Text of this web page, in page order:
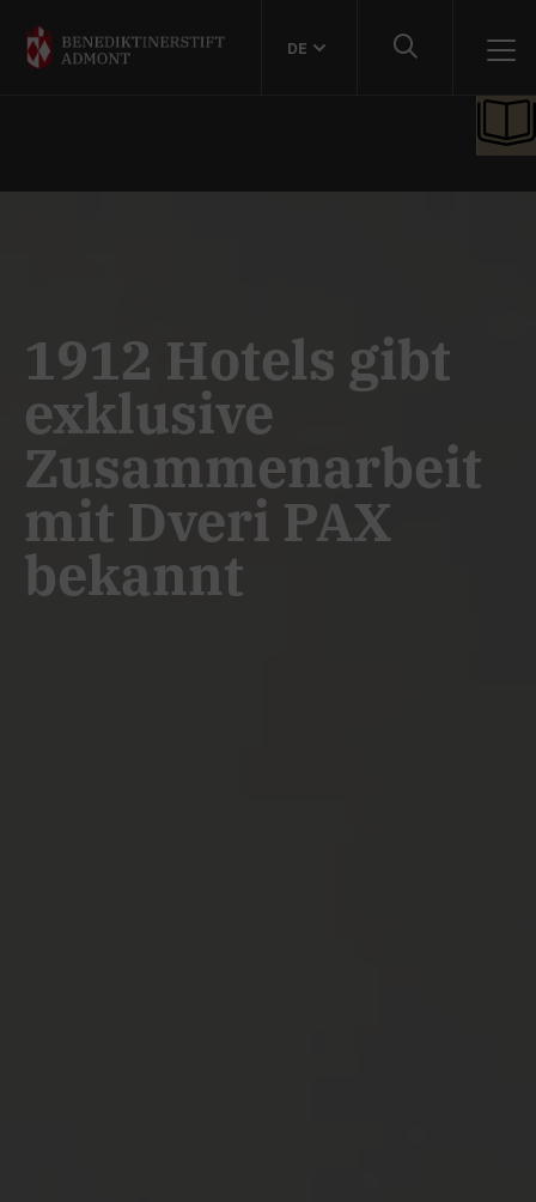
DE
1912 Hotels gibt
exklusive
Zusammenarbeit
mit Dveri PAX
bekannt